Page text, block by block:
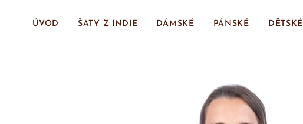
ÚVOD ŠATY Z INDIE DÁMSKÉ PÁNSKÉ DĚTSKÉ